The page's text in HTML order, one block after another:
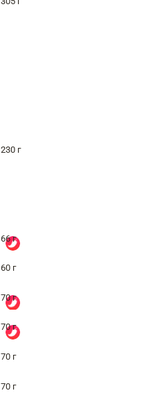
230 г
66 г
60 г
70 г
70 г
70 г
70 г